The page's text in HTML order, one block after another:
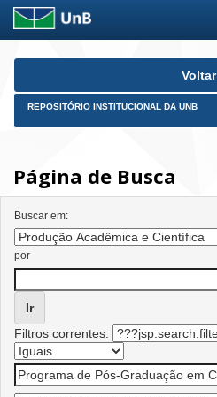
Skip
Voltar
REPOSITÓRIO INSTITUCIONAL DA UNB
Página de Busca
Buscar em:
por
Filtros correntes: